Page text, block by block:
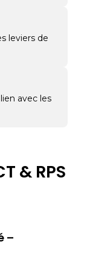
leviers de
avec les
& RPS​
–